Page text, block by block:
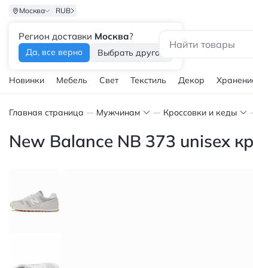
Москва
Регион доставки Москва?
Да, все верно Выбрать другой
RUB
Новинки Мебель Свет Текстиль Декор
Главная страница Мужчинам Кроссовки и кеды
New Balance NB 373 unisex